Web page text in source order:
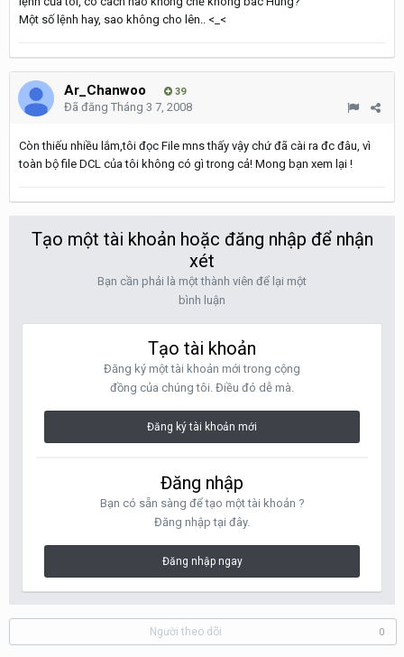
Một số lệnh hay, sao không cho lên.. <_<
Ar_Chanwoo 39
Đã đăng Tháng 3 7, 2008
Còn thiếu nhiều lắm,tôi đọc File mns thấy vậy chứ đã cài ra đc đâu, vì
toàn bộ file DCL của tôi không có gì trong cả! Mong bạn xem lại !
Tạo một tài khoản hoặc đăng nhập để nhận
xét
Bạn cần phải là một thành viên để lại một
bình luận
Tạo tài khoản
Đăng ký một tài khoản mới trong cộng
đồng của chúng tôi. Điều đó dễ mà.
Đăng ký tài khoản mới
Đăng nhập
Bạn có sẵn sàng để tạo một tài khoản ?
Đăng nhập tại đây.
Đăng nhập ngay
Người theo dõi 0